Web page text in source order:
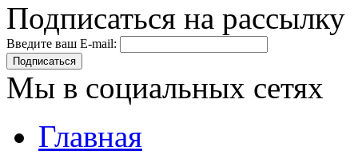
Подписаться на рассылку
Введите ваш E-mail:
Подписаться
Мы в социальных сетях
Главная